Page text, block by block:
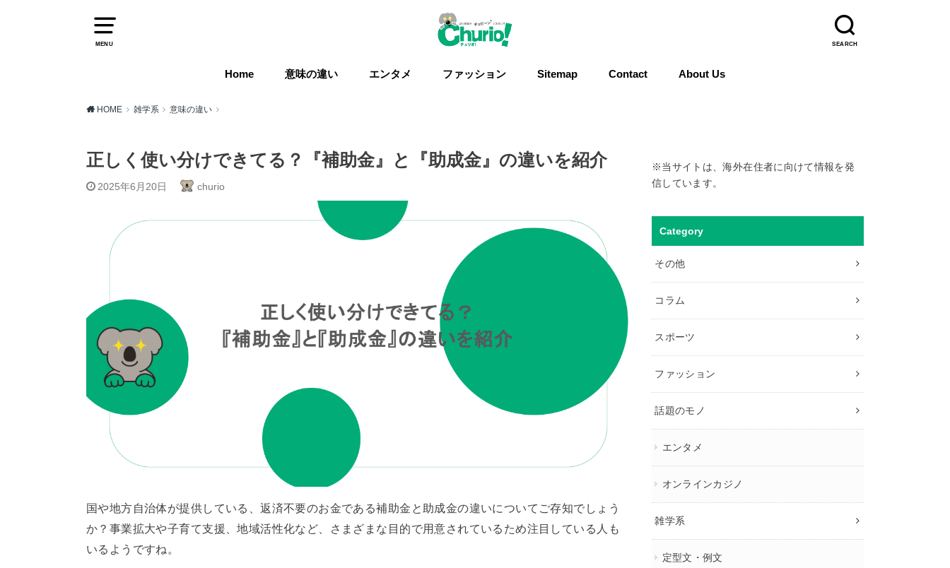
MENU SEARCH
Home 意味の違い エンタメ ファッション Sitemap Contact About Us
HOME 雑学系 意味の違い
正しく使い分けできてる？『補助金』と『助成金』の違いを紹介
2025年6月20日 churio
国や地方自治体が提供している、返済不要のお金である補助金と助成金の違いについてご存知でしょう
か？事業拡大や子育て支援、地域活性化など、さまざまな目的で用意されているため注目している人も
いるようですね。
※当サイトは、海外在住者に向けて情報を発
信しています。
Category
その他
コラム
スポーツ
ファッション
話題のモノ
エンタメ
オンラインカジノ
雑学系
定型文・例文